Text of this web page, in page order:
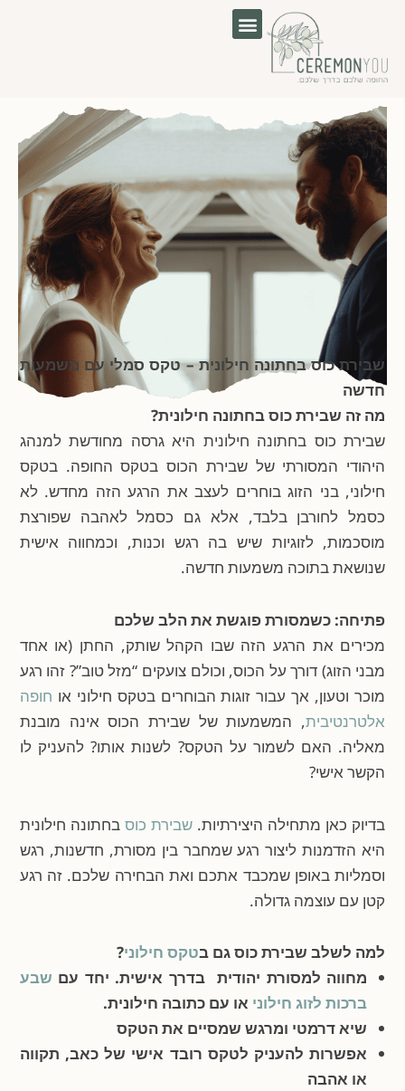
שבירת כוס בחתונה חילונית – טקס סמלי עם משמעות
חדשה
מה זה שבירת כוס בחתונה חילונית?
שבירת כוס בחתונה חילונית היא גרסה מחודשת למנהג
היהודי המסורתי של שבירת הכוס בטקס החופה. בטקס
חילוני, בני הזוג בוחרים לעצב את הרגע הזה מחדש. לא
כסמל לחורבן בלבד, אלא גם כסמל לאהבה שפורצת
מוסכמות, לזוגיות שיש בה רגש וכנות, וכמחווה אישית
שנושאת בתוכה משמעות חדשה.
פתיחה: כשמסורת פוגשת את הלב שלכם
מכירים את הרגע הזה שבו הקהל שותק, החתן (או אחד
מבני הזוג) דורך על הכוס, וכולם צועקים “מזל טוב”? זהו רגע
מוכר וטעון, אך עבור זוגות הבוחרים בטקס חילוני או חופה
אלטרנטיבית, המשמעות של שבירת הכוס אינה מובנת
מאליה. האם לשמור על הטקס? לשנות אותו? להעניק לו
הקשר אישי?
בדיוק כאן מתחילה היצירתיות. שבירת כוסבחתונה חילונית
היא הזדמנות ליצור רגע שמחבר בין מסורת, חדשנות, רגש
וסמליות באופן שמכבד אתכם ואת הבחירה שלכם. זה רגע
קטן עם עוצמה גדולה.
למה לשלב שבירת כוס גם בטקס חילוני?
מחווה למסורת יהודית בדרך אישית. יחד עם שבע
ברכות לזוג חילוניאו עם כתובה חילונית.
שיא דרמטי ומרגש שמסיים את הטקס
אפשרות להעניק לטקס רובד אישי של כאב, תקווה
או אהבה